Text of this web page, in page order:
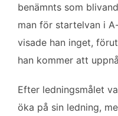
benämnts som
man för startelvan i
visade han inget,
han kommer att
Efter ledningsmålet
öka på sin ledning,